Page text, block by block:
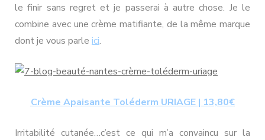
le finir sans regret et je passerai à autre chose. Je le
combine avec une crème matifiante, de la même marque
dont je vous parle ici.
Crème Apaisante Toléderm URIAGE | 13,80€
Irritabilité cutanée…c’est ce qui m’a convaincu sur la